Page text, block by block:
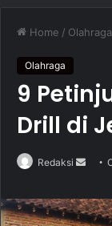
Home / Olahraga
Olahraga
9
Drill di
Redaksi
n
d